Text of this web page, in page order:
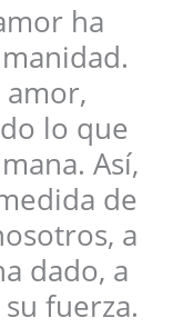
ha
amor,
lo que
Así,
de
a
dado, a
fuerza.